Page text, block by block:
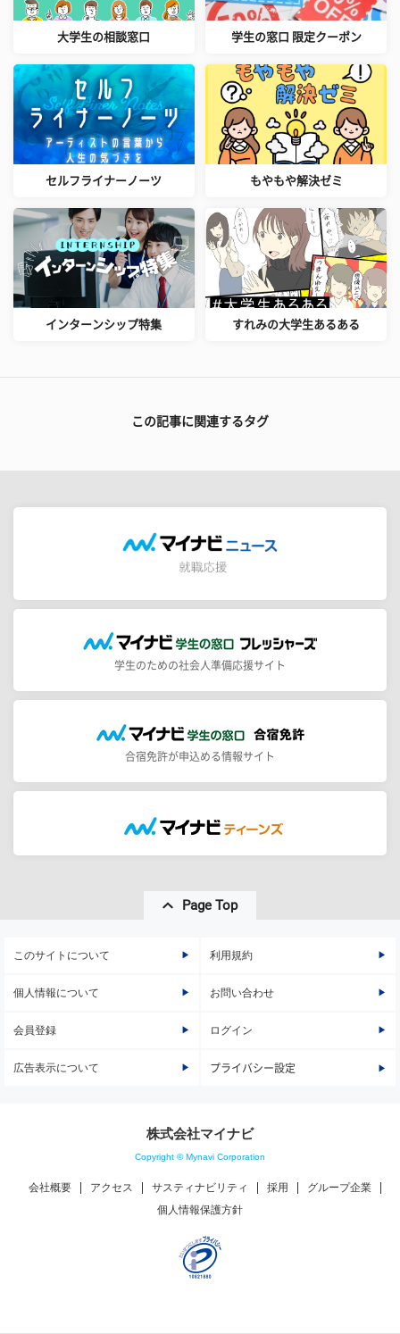
大学生の相談窓口 学生の窓口 限定クーポン
セルフライナーノーツ もやもや解決ゼミ
インターンシップ特集 すれみの大学生あるある
この記事に関連するタグ
学生のための社会人準備応援サイト
合宿免許が申込める情報サイト
Page Top
このサイトについて 利用規約
個人情報について お問い合わせ
会員登録 ログイン
広告表示について プライバシー設定
株式会社マイナビ
Copyright © Mynavi Corporation
会社概要 アクセス サスティナビリティ 採用
グループ企業
個人情報保護方針